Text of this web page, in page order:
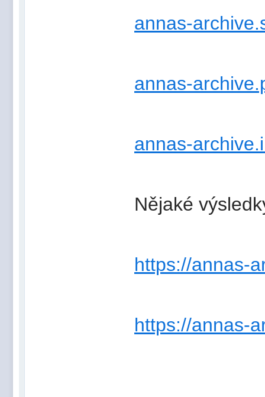
annas-
annas-
annas-
Nějaké
https://annas-
https://annas-